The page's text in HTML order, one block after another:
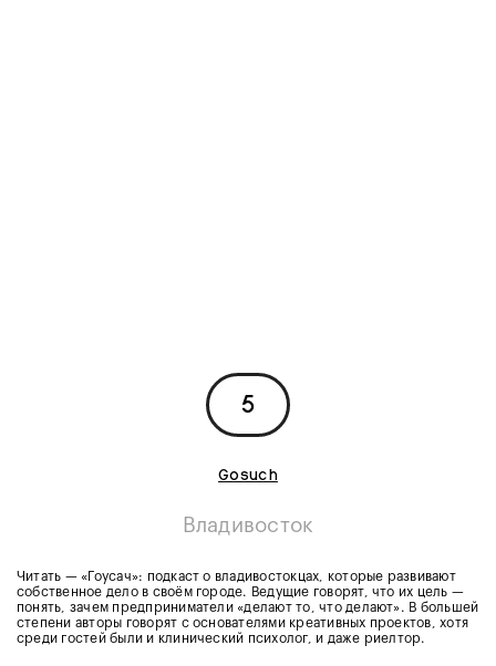
5
Gosuch
Владивосток
Читать — «Гоусач»: подкаст о владивостокцах, которые развивают
собственное дело в своём городе. Ведущие говорят, что их цель —
понять, зачем предприниматели «делают то, что делают». В большей
степени авторы говорят с основателями креативных проектов, хотя
среди гостей были и клинический психолог, и даже риелтор.